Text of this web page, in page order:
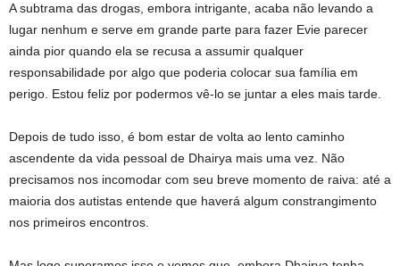
A subtrama das drogas, embora intrigante, acaba não levando a
lugar nenhum e serve em grande parte para fazer Evie parecer
ainda pior quando ela se recusa a assumir qualquer
responsabilidade por algo que poderia colocar sua família em
perigo. Estou feliz por podermos vê-lo se juntar a eles mais tarde.
Depois de tudo isso, é bom estar de volta ao lento caminho
ascendente da vida pessoal de Dhairya mais uma vez. Não
precisamos nos incomodar com seu breve momento de raiva: até a
maioria dos autistas entende que haverá algum constrangimento
nos primeiros encontros.